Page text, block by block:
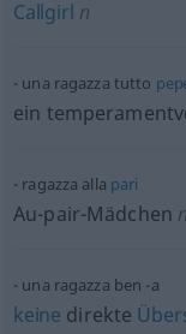
Callgirl n
una ragazza tutto
ein
ragazza alla pari
Au-pair-Mädchen n
una ragazza ben -a
keine direkte